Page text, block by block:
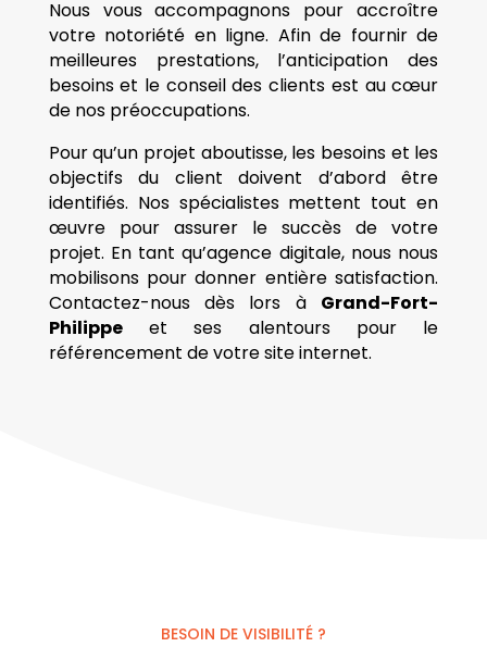
Nous vous accompagnons pour accroître
votre notoriété en ligne. Afin de fournir de
meilleures prestations, l’anticipation des
besoins et le conseil des clients est au cœur
de nos préoccupations.
Pour qu’un projet aboutisse, les besoins et les
objectifs du client doivent d’abord être
identifiés. Nos spécialistes mettent tout en
œuvre pour assurer le succès de votre
projet. En tant qu’agence digitale, nous nous
mobilisons pour donner entière satisfaction.
Contactez-nous dès lors à Grand-Fort-
Philippeet ses alentours pour le
référencement de votre site internet.
BESOIN DE VISIBILITÉ ?